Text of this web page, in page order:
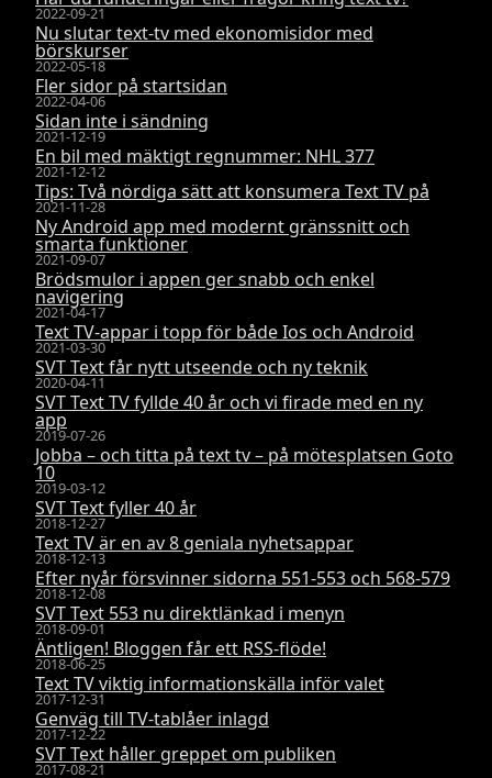
2022-09-21
Nu slutar text-tv med ekonomisidor med
börskurser
2022-05-18
Fler sidor på startsidan
2022-04-06
Sidan inte i sändning
2021-12-19
En bil med mäktigt regnummer: NHL 377
2021-12-12
Tips: Två nördiga sätt att konsumera Text TV på
2021-11-28
Ny Android app med modernt gränssnitt och
smarta funktioner
2021-09-07
Brödsmulor i appen ger snabb och enkel
navigering
2021-04-17
Text TV-appar i topp för både Ios och Android
2021-03-30
SVT Text får nytt utseende och ny teknik
2020-04-11
SVT Text TV fyllde 40 år och vi firade med en ny
app
2019-07-26
Jobba – och titta på text tv – på mötesplatsen Goto
10
2019-03-12
SVT Text fyller 40 år
2018-12-27
Text TV är en av 8 geniala nyhetsappar
2018-12-13
Efter nyår försvinner sidorna 551-553 och 568-579
2018-12-08
SVT Text 553 nu direktlänkad i menyn
2018-09-01
Äntligen! Bloggen får ett RSS-flöde!
2018-06-25
Text TV viktig informationskälla inför valet
2017-12-31
Genväg till TV-tablåer inlagd
2017-12-22
SVT Text håller greppet om publiken
2017-08-21